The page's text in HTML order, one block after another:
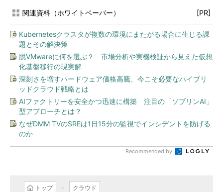
関連資料（ホワイトペーパー） [PR]
Kubernetesクラスタが複数の環境にまたがる場合に生じる課
題とその解決策
脱VMwareに何を選ぶ？ 市場分析や実機検証から見えた仮想
化基盤移行の現実解
深刻さを増すハードウェア価格高騰、今こそ必要なハイブリ
ッドクラウド戦略とは
AIファクトリーを安全かつ迅速に構築 注目の「ソブリンAI」
型アプローチとは？
なぜDMM TVのSREは1日15分の監視でインシデントを防げる
のか
Recommended by
トップ クラウド